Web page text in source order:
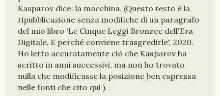
Kasparov dice: la macchina. (Questo testo è la
ripubblicazione senza modifiche di un paragrafo
del mio libro 'Le Cinque Leggi Bronzee dell'Era
Digitale. E perché conviene trasgredirle', 2020.
Ho letto accuratamente ciò che Kasparov ha
scritto in anni successivi, ma non ho trovato
nulla che modificasse la posizione ben espressa
nelle fonti che cito qui ).